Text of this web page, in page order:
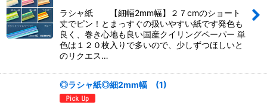
ラシャ紙 【細幅2mm幅】２７cmのショート
丈でピン！とまっすぐの扱いやすい紙です発色も
良く、巻き心地も良い国産クイリングペーパー 単
色は１２０枚入りで多いので、少しずつほしいと
のリクエス…
◎ラシャ紙◎細2mm幅 (1)